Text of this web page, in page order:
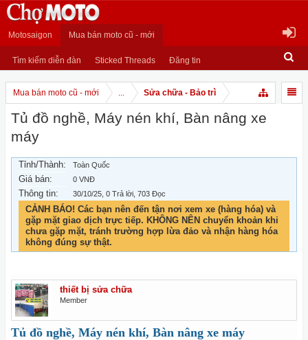
Motosaigon Mua bán moto cũ - mới
Tìm kiếm diễn đàn Sticked Threads Đăng tin
Mua bán moto cũ - mới ... Sửa chữa - Bảo trì
Tủ đồ nghề, Máy nén khí, Bàn nâng xe
máy
Tỉnh/Thành: Toàn Quốc
Giá bán: 0 VNĐ
Thông tin: 30/10/25 , 0 Trả lời, 703 Đọc
CẢNH BÁO! Các bạn nên đến tận nơi xem xe (hàng hóa) và
gặp mặt giao dịch trực tiếp. KHÔNG NÊN chuyển khoản khi
chưa gặp mặt, tránh trường hợp lừa đảo và nhận hàng hóa
không đúng sự thật.
thiết bị sửa chữa
Member
Tủ đồ nghề, Máy nén khí, Bàn nâng xe máy